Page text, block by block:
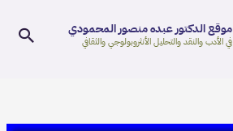
موقع الدكتور عبده منصور المحمودي
في الأدب والنقد والتحليل الأنثروبولوجي والثقافي